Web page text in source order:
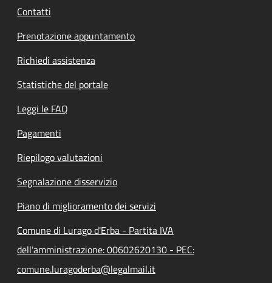
Contatti
Prenotazione appuntamento
Richiedi assistenza
Statistiche del portale
Leggi le FAQ
Pagamenti
Riepilogo valutazioni
Segnalazione disservizio
Piano di miglioramento dei servizi
Comune di Lurago d'Erba - Partita IVA
dell'amministrazione: 00602620130 - PEC:
comune.luragoderba@legalmail.it